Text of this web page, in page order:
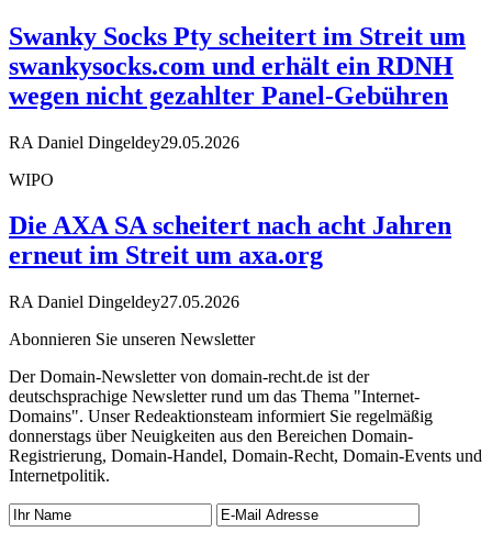
Swanky Socks Pty scheitert im Streit um
swankysocks.com und erhält ein RDNH
wegen nicht gezahlter Panel-Gebühren
RA Daniel Dingeldey29.05.2026
WIPO
Die AXA SA scheitert nach acht Jahren
erneut im Streit um axa.org
RA Daniel Dingeldey27.05.2026
Abonnieren Sie unseren Newsletter
Der Domain-Newsletter von domain-recht.de ist der
deutschsprachige Newsletter rund um das Thema "Internet-
Domains". Unser Redeaktionsteam informiert Sie regelmäßig
donnerstags über Neuigkeiten aus den Bereichen Domain-
Registrierung, Domain-Handel, Domain-Recht, Domain-Events und
Internetpolitik.